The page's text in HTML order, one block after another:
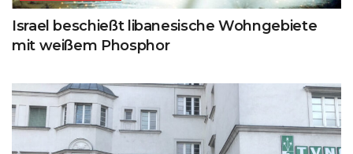
Israel beschießt libanesische Wohngebiete
mit weißem Phosphor